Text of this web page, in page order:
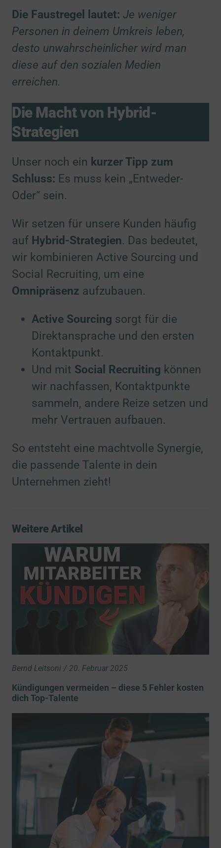
Die Faustregel lautet: Je weniger
Personen in deinem Umkreis leben,
desto unwahrscheinlicher wird man
diese auf den sozialen Medien
erreichen.
Die Macht von Hybrid-
Strategien
Unser noch ein kurzer Tipp zum
Schluss: Es muss kein „Entweder-
Oder“ sein.
Wir setzen für unsere Kunden häufig
auf Hybrid-Strategien. Das bedeutet,
wir kombinieren Active Sourcing und
Social Recruiting, um eine
Omnipräsenz aufzubauen.
Active Sourcing sorgt für die
Direktansprache und den ersten
Kontaktpunkt.
Und mit Social Recruiting können
wir nachfassen, Kontaktpunkte
sammeln, andere Reize setzen und
mehr Vertrauen aufbauen.
So entsteht eine machtvolle Synergie,
die passende Talente in dein
Unternehmen zieht!
Weitere Artikel
Bernd Leitsoni / 20. Februar 2025
Kündigungen vermeiden – diese 5 Fehler kosten
dich Top-Talente
Leadinfo B.V., Niederlande